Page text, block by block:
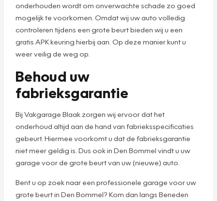
onderhouden wordt om onverwachte schade zo goed
mogelijk te voorkomen. Omdat wij uw auto volledig
controleren tijdens een grote beurt bieden wij u een
gratis APK keuring hierbij aan. Op deze manier kunt u
weer veilig de weg op.
Behoud uw
fabrieksgarantie
Bij Vakgarage Blaak zorgen wij ervoor dat het
onderhoud altijd aan de hand van fabrieksspecificaties
gebeurt. Hiermee voorkomt u dat de fabrieksgarantie
niet meer geldig is. Dus ook in Den Bommel vindt u uw
garage voor de grote beurt van uw (nieuwe) auto.
Bent u op zoek naar een professionele garage voor uw
grote beurt in Den Bommel? Kom dan langs Beneden